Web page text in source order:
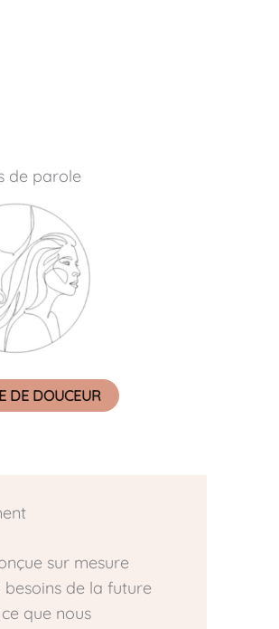
de parole
DE DOUCEUR
sur mesure
de la future
que nous